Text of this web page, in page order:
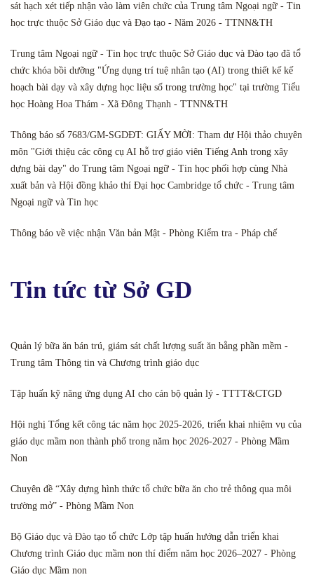
sát hạch xét tiếp nhận vào làm viên chức của Trung tâm Ngoại ngữ - Tin
học trực thuộc Sở Giáo dục và Đạo tạo - Năm 2026 - TTNN&TH
Trung tâm Ngoại ngữ - Tin học trực thuộc Sở Giáo dục và Đào tạo đã tổ
chức khóa bồi dưỡng "Ứng dụng trí tuệ nhân tạo (AI) trong thiết kế kế
hoạch bài dạy và xây dựng học liệu số trong trường học" tại trường Tiểu
học Hoàng Hoa Thám - Xã Đông Thạnh - TTNN&TH
Thông báo số 7683/GM-SGDĐT: GIẤY MỜI: Tham dự Hội thảo chuyên
môn "Giới thiệu các công cụ AI hỗ trợ giáo viên Tiếng Anh trong xây
dựng bài dạy" do Trung tâm Ngoại ngữ - Tin học phối hợp cùng Nhà
xuất bản và Hội đồng khảo thí Đại học Cambridge tổ chức - Trung tâm
Ngoại ngữ và Tin học
Thông báo về việc nhận Văn bản Mật - Phòng Kiểm tra - Pháp chế
Tin tức từ Sở GD
Quản lý bữa ăn bán trú, giám sát chất lượng suất ăn bằng phần mềm -
Trung tâm Thông tin và Chương trình giáo dục
Tập huấn kỹ năng ứng dụng AI cho cán bộ quản lý - TTTT&CTGD
Hội nghị Tổng kết công tác năm học 2025-2026, triển khai nhiệm vụ của
giáo dục mầm non thành phố trong năm học 2026-2027 - Phòng Mầm
Non
Chuyên đề “Xây dựng hình thức tổ chức bữa ăn cho trẻ thông qua môi
trường mở” - Phòng Mầm Non
Bộ Giáo dục và Đào tạo tổ chức Lớp tập huấn hướng dẫn triển khai
Chương trình Giáo dục mầm non thí điểm năm học 2026–2027 - Phòng
Giáo dục Mầm non